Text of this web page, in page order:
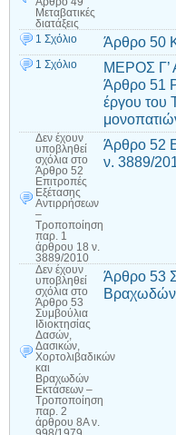
Μεταβατικές
διατάξεις
1 Σχόλιο Άρθρο 50
1 Σχόλιο
ΜΕΡΟΣ Γ’
Άρθρο 51
έργου του
Δεν έχουν
υποβληθεί
σχόλια στο
Άρθρο 52
Επιτροπές
Εξέτασης
Αντιρρήσεων
–
Τροποποίηση
παρ. 1
άρθρου 18 ν.
3889/2010
Άρθρο 52
ν. 3889/
Δεν έχουν
υποβληθεί
σχόλια στο
Άρθρο 53
Συμβούλια
Ιδιοκτησίας
Δασών,
Δασικών,
Χορτολιβαδικών
και
Βραχωδών
Εκτάσεων –
Τροποποίηση
παρ. 2
άρθρου 8Α ν.
Άρθρο 53
Βραχωδών